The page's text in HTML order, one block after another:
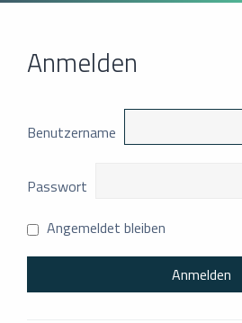
Anmelden
Benutzername
Passwort
Angemeldet bleiben